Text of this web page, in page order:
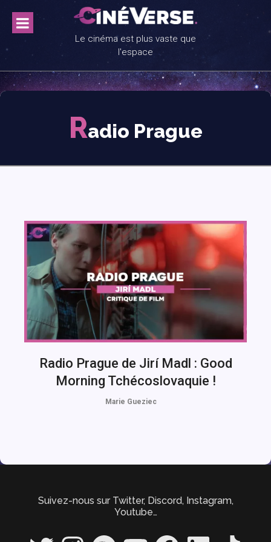
content
Le cinéma est plus vaste que
l'espace
Radio Prague
Radio Prague de Jirí Madl : Good
Morning Tchécoslovaquie !
Marie Gueziec
Suivez-nous sur Twitter, Discord, Instagram,
Youtube…
Twitter InstagramSpotify YouTube FacebookLinkedIn TikTok